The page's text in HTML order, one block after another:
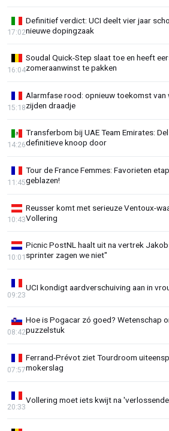
Definitief verdict: UCI deelt vier jaar
nieuwe dopingzaak
17:02
Soudal Quick-Step slaat toe en heeft
zomeraanwinst te pakken
16:04
Alarmfase rood: opnieuw toekomst van
zijden draadje
15:18
Transferbom bij UAE Team Emirates:
definitieve knoop door
14:26
Tour de France Femmes: Favorieten
geblazen!
11:45
Reusser komt met serieuze Ventoux-
Vollering
10:43
Picnic PostNL haalt uit na vertrek
sprinter zagen we niet"
10:01
UCI kondigt aardverschuiving aan in
09:23
Hoe is Pogacar zó goed? Wetenschap
puzzelstuk
08:42
Ferrand-Prévot ziet Tourdroom
mokerslag
07:57
Vollering moet iets kwijt na
20:33